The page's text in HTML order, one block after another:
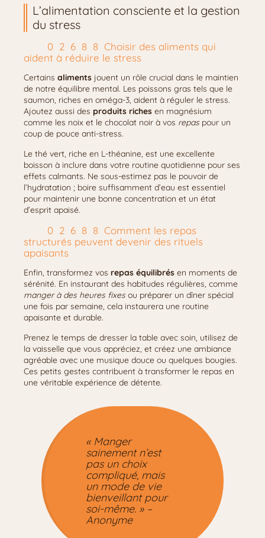
L’alimentation consciente et la gestion
du stress
Choisir des aliments qui
aident à réduire le stress
Certains aliments jouent un rôle crucial dans le maintien
de notre équilibre mental. Les poissons gras tels que le
saumon, riches en oméga-3, aident à réguler le stress.
Ajoutez aussi des produits riches en magnésium
comme les noix et le chocolat noir à vos repaspour un
coup de pouce anti-stress.
Le thé vert, riche en L-théanine, est une excellente
boisson à inclure dans votre routine quotidienne pour ses
effets calmants. Ne sous-estimez pas le pouvoir de
l’hydratation ; boire suffisamment d’eau est essentiel
pour maintenir une bonne concentration et un état
d’esprit apaisé.
Comment les repas
structurés peuvent devenir des rituels
apaisants
Enfin, transformez vos repas équilibrés en moments de
sérénité. En instaurant des habitudes régulières, comme
manger à des heures fixesou préparer un dîner spécial
une fois par semaine, cela instaurera une routine
apaisante et durable.
Prenez le temps de dresser la table avec soin, utilisez de
la vaisselle que vous appréciez, et créez une ambiance
agréable avec une musique douce ou quelques bougies.
Ces petits gestes contribuent à transformer le repas en
une véritable expérience de détente.
« Manger
sainement n’est
pas un choix
compliqué, mais
un mode de vie
bienveillant pour
soi-même. » –
Anonyme